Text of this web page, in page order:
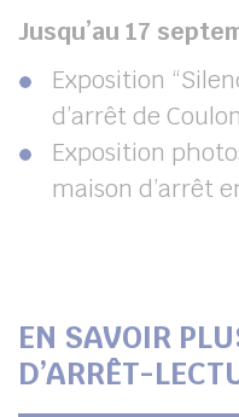
Jusqu’au 17
Exposition
d’arrêt de
Exposition
maison d’arrêt
EN SAVOIR
D’ARRÊT-